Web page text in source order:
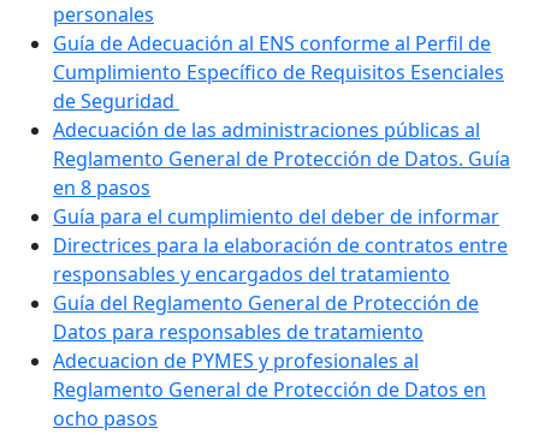
personales
Guía de Adecuación al ENS conforme al Perfil de
Cumplimiento Específico de Requisitos Esenciales
de Seguridad
Adecuación de las administraciones públicas al
Reglamento General de Protección de Datos. Guía
en 8 pasos
Guía para el cumplimiento del deber de informar
Directrices para la elaboración de contratos entre
responsables y encargados del tratamiento
Guía del Reglamento General de Protección de
Datos para responsables de tratamiento
Adecuacion de PYMES y profesionales al
Reglamento General de Protección de Datos en
ocho pasos